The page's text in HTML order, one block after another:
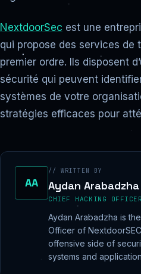
NextdoorSec est une
qui propose des services de
premier ordre. Ils disposent
sécurité qui peuvent
systèmes de votre
stratégies efficaces pour
AA
// WRITTEN BY
Aydan Arabadzha
CHIEF HACKING OFFICER
Aydan Arabadzha is
Officer of
offensive side of
systems and